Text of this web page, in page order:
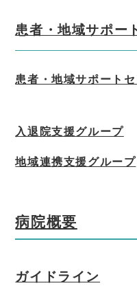
患者・地域サポー
患者・地域サポート
入退院支援グループ
地域連携支援グループ
病院概要
ガイドライン